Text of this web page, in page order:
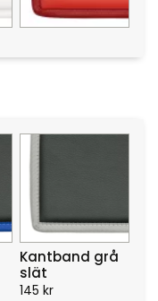
Kantband grå
slät
145 kr